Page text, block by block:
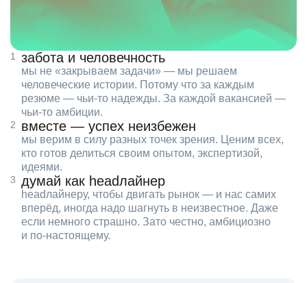
забота и человечность
мы не «закрываем задачи» — мы решаем
человеческие истории. Потому что за каждым
резюме — чьи‑то надежды. За каждой вакансией —
чьи‑то амбиции.
вместе — успех неизбежен
мы верим в силу разных точек зрения. Ценим всех,
кто готов делиться своим опытом, экспертизой,
идеями.
думай как headлайнер
headлайнеру, чтобы двигать рынок — и нас самих
вперёд, иногда надо шагнуть в неизвестное. Даже
если немного страшно. Зато честно, амбициозно
и по‑настоящему.